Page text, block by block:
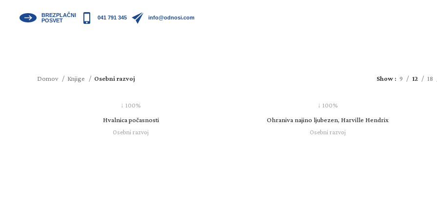
BREZPLAČNI
POSVET
041 791 345 info@odnosi.com
Domov Knjige Osebni razvoj Show 9 12 18
↓ 100%
Hvalnica počasnosti
Osebni razvoj
↓ 100%
Ohraniva najino ljubezen, Harville Hendrix
Osebni razvoj